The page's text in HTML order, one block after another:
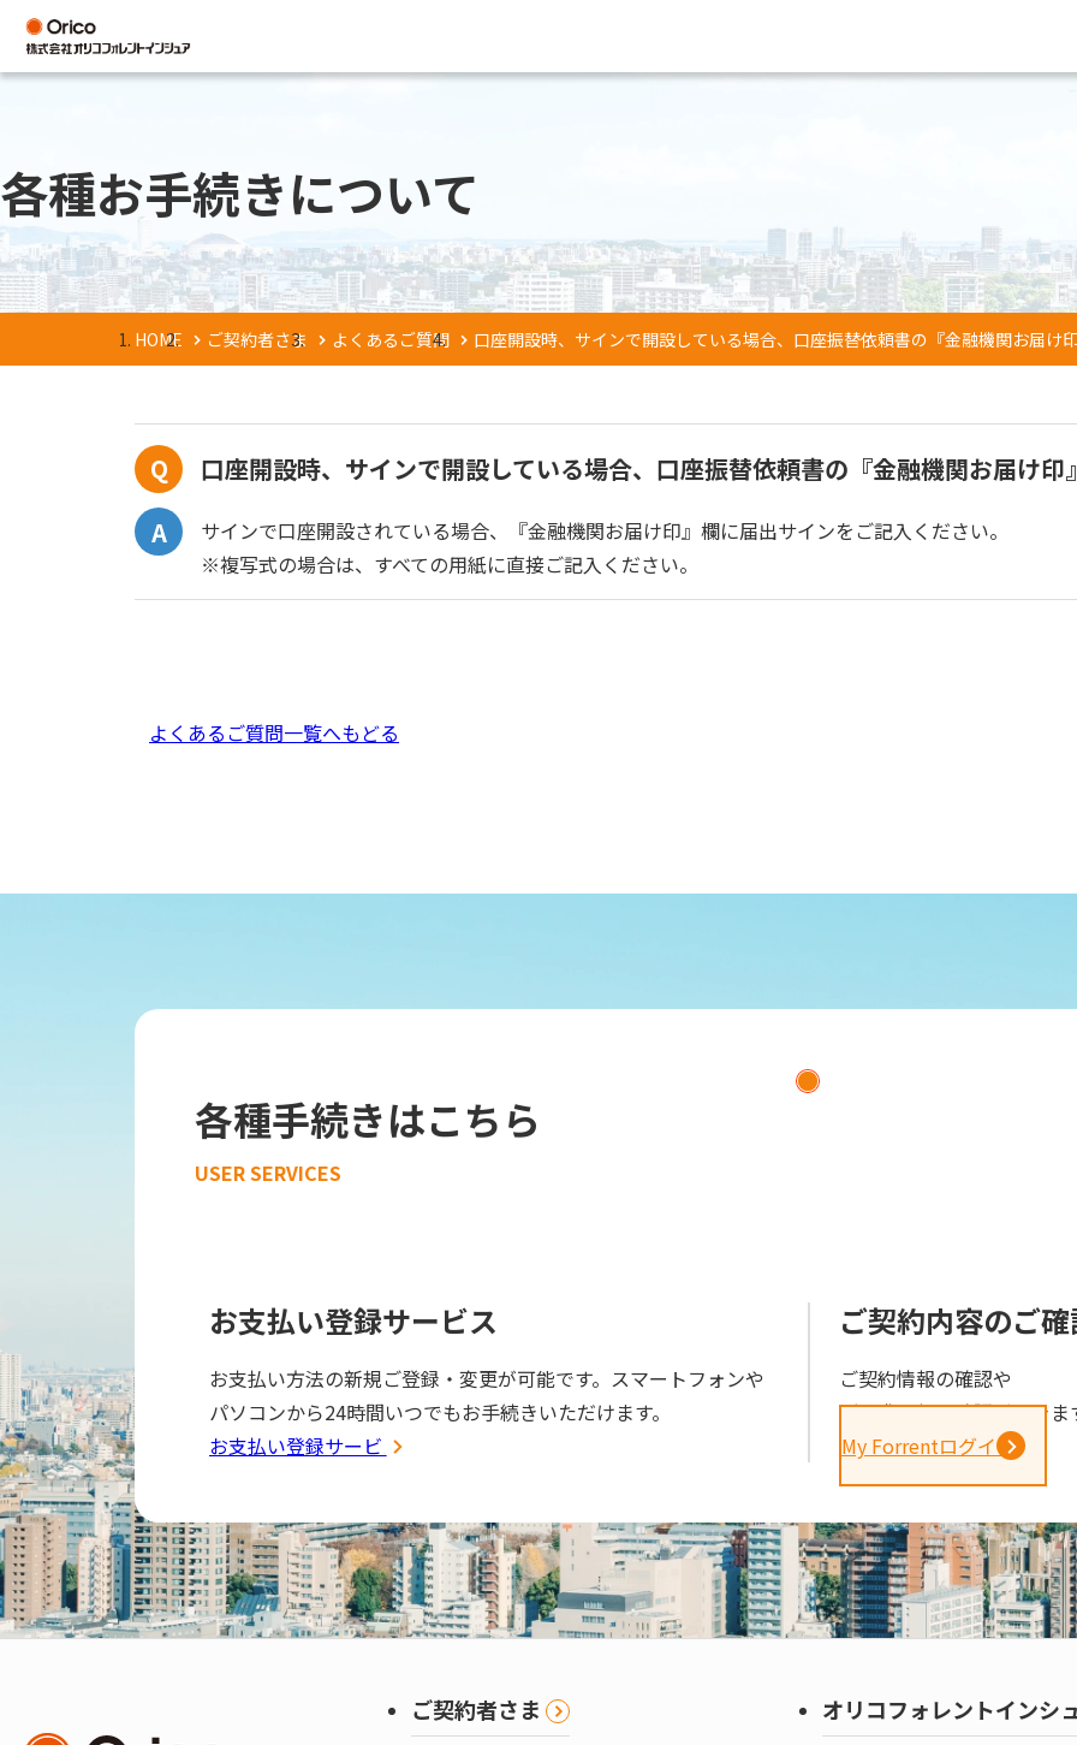
各種お手続きについて
HOME ご契約者さま よくあるご質問 口座開設時、サインで開設している場合、口座振替依頼書の『金融機関お届け
口座開設時、サインで開設している場合、口座振替依頼書の『金融機関お届け
サインで口座開設されている場合、『金融機関お届け印』欄に届出サインをご記入ください。
※複写式の場合は、すべての用紙に直接ご記入ください。
よくあるご質問一覧へもどる
各種手続きはこちら
USER SERVICES
お支払い登録サービス
お支払い方法の新規ご登録・変更が可能です。スマートフォンや
パソコンから24時間いつでもお手続きいただけます。
お支払い登録サービス
ご契約内容のご
ご契約情報の確認や
ご請求金額の確認ができま
My Forrentログイン
ご契約者さま オリコフォレントインシ